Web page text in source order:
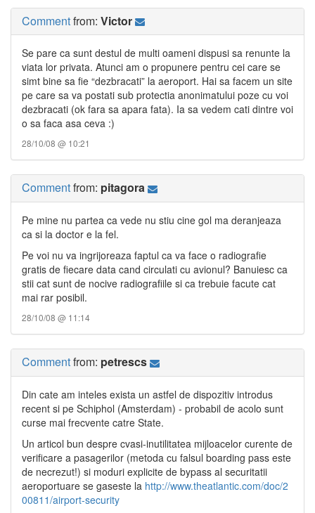
Commentfrom: Victor
Se pare ca sunt destul de multi oameni dispusi sa renunte la
viata lor privata. Atunci am o propunere pentru cei care se
simt bine sa fie “dezbracati” la aeroport. Hai sa facem un site
pe care sa va postati sub protectia anonimatului poze cu voi
dezbracati (ok fara sa apara fata). Ia sa vedem cati dintre voi
o sa faca asa ceva :)
28/10/08 @ 10:21
Commentfrom: pitagora
Pe mine nu partea ca vede nu stiu cine gol ma deranjeaza
ca si la doctor e la fel.
Pe voi nu va ingrijoreaza faptul ca va face o radiografie
gratis de fiecare data cand circulati cu avionul? Banuiesc ca
stii cat sunt de nocive radiografiile si ca trebuie facute cat
mai rar posibil.
28/10/08 @ 11:14
Commentfrom: petrescs
Din cate am inteles exista un astfel de dispozitiv introdus
recent si pe Schiphol (Amsterdam) - probabil de acolo sunt
curse mai frecvente catre State.
Un articol bun despre cvasi-inutilitatea mijloacelor curente de
verificare a pasagerilor (metoda cu falsul boarding pass este
de necrezut!) si moduri explicite de bypass al securitatii
aeroportuare se gaseste la http://www.theatlantic.com/doc/2
00811/airport-security